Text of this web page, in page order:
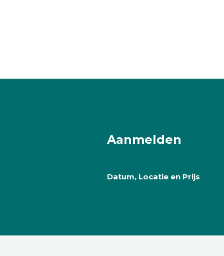
Aanmelden
Datum, Locatie en Prijs